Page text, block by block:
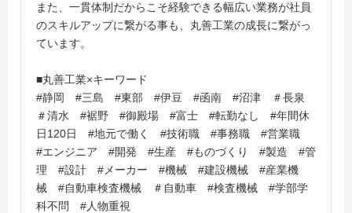
また、一貫体制だからこそ経験できる幅広い業務が社員
のスキルアップに繋がる事も、丸善工業の成長に繋がっ
ています。
■丸善工業×キーワード
#静岡 #三島 #東部 #伊豆 #函南 #沼津 ＃長泉
＃清水 #裾野 #御殿場 #富士 #転勤なし #年間休
日120日 #地元で働く #技術職 #事務職 #営業職
#エンジニア #開発 #生産 #ものづくり #製造 #管
理 #設計 #メーカー #機械 #建設機械 #産業機
械 #自動車検査機械 ＃自動車 #検査機械 #学部学
科不問 #人物重視